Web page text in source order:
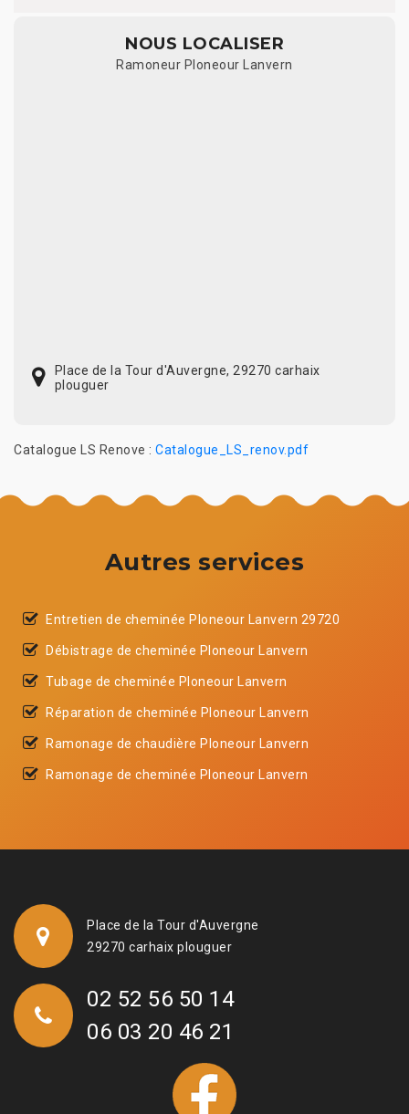
NOUS LOCALISER
Ramoneur Ploneour Lanvern
Place de la Tour d'Auvergne, 29270 carhaix
plouguer
Catalogue LS Renove : Catalogue_LS_renov.pdf
Autres services
Entretien de cheminée Ploneour Lanvern 29720
Débistrage de cheminée Ploneour Lanvern
Tubage de cheminée Ploneour Lanvern
Réparation de cheminée Ploneour Lanvern
Ramonage de chaudière Ploneour Lanvern
Ramonage de cheminée Ploneour Lanvern
Place de la Tour d'Auvergne
29270 carhaix plouguer
02 52 56 50 14
06 03 20 46 21